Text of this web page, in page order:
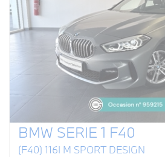
BMW SERIE 1 F40
(F40) 116I M SPORT DESIGN